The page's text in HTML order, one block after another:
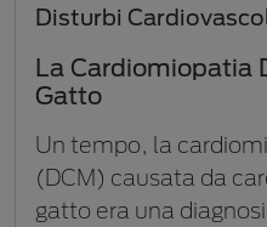
Disturbi
La Cardiomiopatia
Gatto
Un tempo, la
(DCM) causata da
gatto era una